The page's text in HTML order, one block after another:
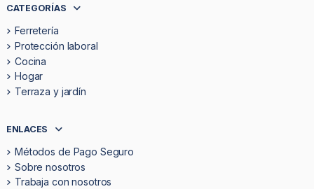
CATEGORÍAS
Ferretería
Protección laboral
Cocina
Hogar
Terraza y jardín
ENLACES
Métodos de Pago Seguro
Sobre nosotros
Trabaja con nosotros